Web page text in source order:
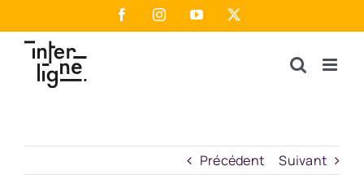
au
contenu
FacebookInstagramYouTube
Précédent Suivant